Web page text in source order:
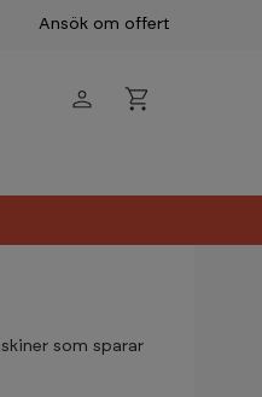
Ansök om offert
som sparar